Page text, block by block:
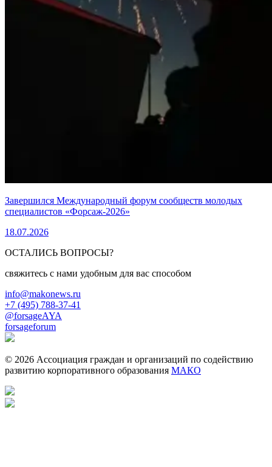
Завершился Международный форум сообществ молодых
специалистов «Форсаж-2026»
18.07.2026
ОСТАЛИСЬ ВОПРОСЫ?
свяжитесь с нами удобным для вас способом
info@makonews.ru
+7 (495) 788-37-41
@forsageAYA
forsageforum
© 2026 Ассоциация граждан и организаций по содействию
развитию корпоративного образования МАКО